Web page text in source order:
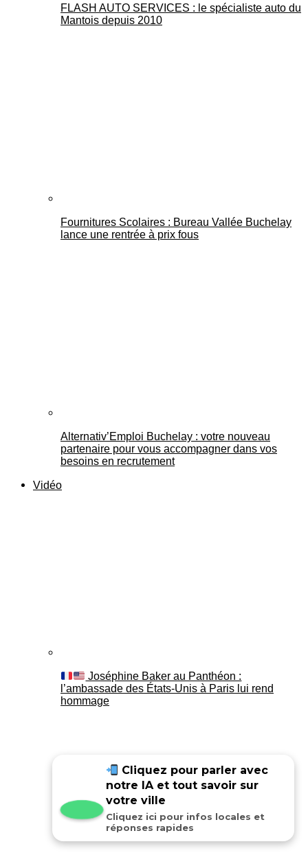
FLASH AUTO SERVICES : le spécialiste auto du
Mantois depuis 2010
Fournitures Scolaires : Bureau Vallée Buchelay
lance une rentrée à prix fous
Alternativ’Emploi Buchelay : votre nouveau
partenaire pour vous accompagner dans vos
besoins en recrutement
Vidéo
Joséphine Baker au Panthéon :
l’ambassade des États-Unis à Paris lui rend
hommage
Cliquez pour parler avec
notre IA et tout savoir sur
votre ville
Cliquez ici pour infos locales et
réponses rapides